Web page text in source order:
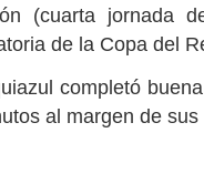
(cuarta jornada
de la Copa del
completó
al margen de